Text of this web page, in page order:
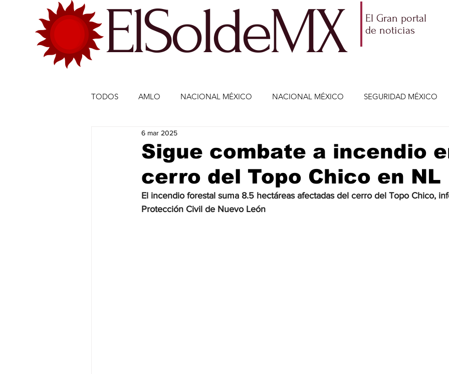
ElSoldeMX
El Gran portal
de noticias
TODOS AMLO NACIONAL MÉXICO NACIONAL MÉXICO SEGURIDAD MÉXICO
ECONOMÍA MÉXICO
DEPORTES DEPORTES CIENCIA Y TECNOLOGÍA ENTRETENIMIENTO
Sigue combate a incendio
cerro del Topo Chico en NL
6 mar 2025
El incendio forestal suma 8.5 hectáreas afectadas del cerro del Topo Chico,
Protección Civil de Nuevo León